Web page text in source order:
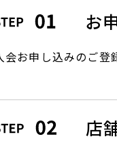
お
会お申し込みのご登
店